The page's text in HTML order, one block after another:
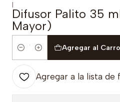
|
Difusor Palito 35
Mayor)
Cantidad
Agregar al Carro
Agregar a la lista de